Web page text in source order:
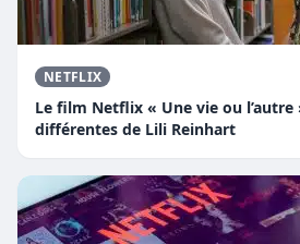
NETFLIX
Le film Netflix « Une vie ou
différentes de Lili Reinhart